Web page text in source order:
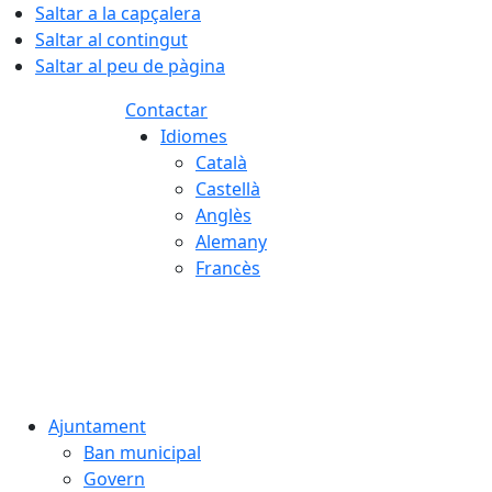
Saltar a la capçalera
Saltar al contingut
Saltar al peu de pàgina
Contactar
Idiomes
Català
Castellà
Anglès
Alemany
Francès
Ajuntament
Ban municipal
Govern